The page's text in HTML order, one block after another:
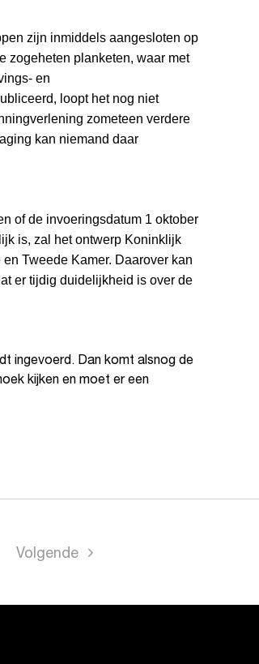
zijn inmiddels aangesloten op
zogeheten planketen, waar met
en
loopt het nog niet
zometeen verdere
kan niemand daar
of de invoeringsdatum 1 oktober
is, zal het ontwerp Koninklijk
Tweede Kamer. Daarover kan
er tijdig duidelijkheid is over de
ingevoerd. Dan komt alsnog de
kijken en moet er een
Volgende